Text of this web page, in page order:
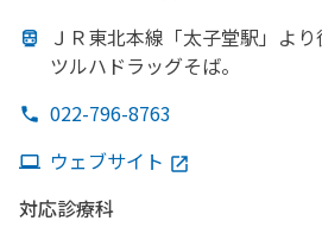
ＪＲ東北本線 「太子堂駅」より
ツルハドラッグそば。
022-796-8763
ウェブサイト
対応診療科